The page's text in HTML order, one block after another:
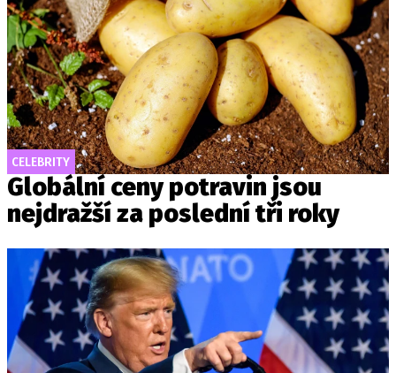
CELEBRITY
Globální ceny potravin jsou
nejdražší za poslední tři roky